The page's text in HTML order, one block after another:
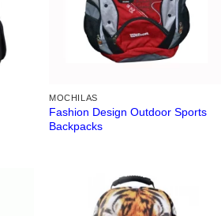
MOCHILAS
Fashion Design Outdoor Sports
Backpacks